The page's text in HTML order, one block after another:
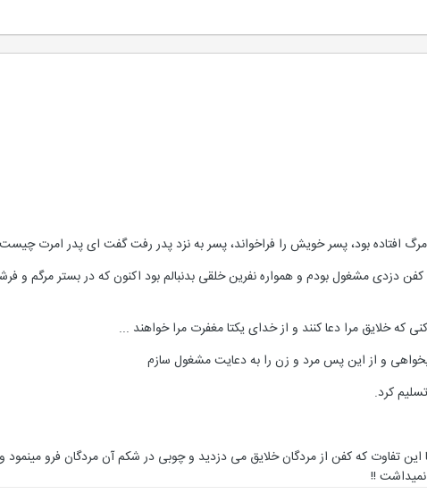
افتاده بود، پسر خویش را فراخواند، پسر به نزد پدر رفت گفت ای پدر امرت
دزدی مشغول بودم و همواره نفرین خلقی بدنبالم بود اکنون که در بستر مرگم
که خلایق مرا دعا کنند و از خدای یکتا مغفرت مرا خواهند ...
و از این پس مرد و زن را به دعایت مشغول سازم
کرد.
این تفاوت که کفن از مردگان خلایق می دزدید و چوبی در شکم آن مردگان فرو
نمیداشت !!